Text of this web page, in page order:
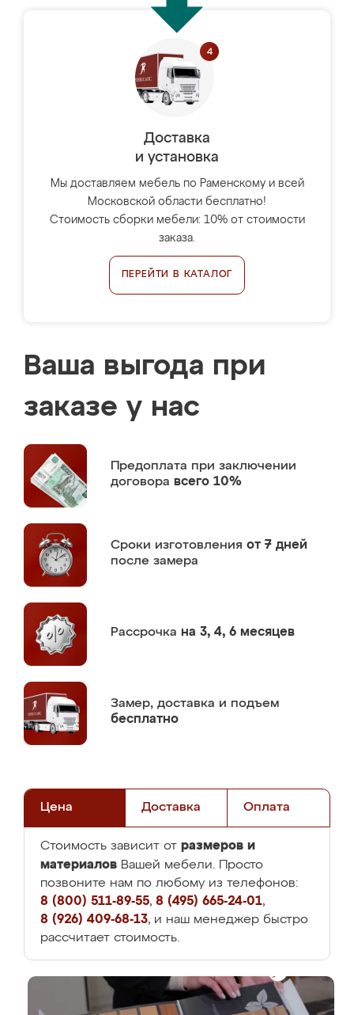
Доставка
и установка
Мы доставляем мебель по Раменскому и всей
Московской области бесплатно!
Стоимость сборки мебели: 10% от стоимости
заказа.
ПЕРЕЙТИ В КАТАЛОГ
Ваша выгода при
заказе у нас
Предоплата при заключении
договора всего 10%
Сроки изготовления от 7 дней
после замера
Рассрочка на 3, 4, 6 месяцев
Замер, доставка и подъем
бесплатно
Цена Доставка Оплата
Стоимость зависит от размеров и
материалов Вашей мебели. Просто
позвоните нам по любому из телефонов:
8 (800) 511-89-55, 8 (495) 665-24-01,
8 (926) 409-68-13, и наш менеджер быстро
рассчитает стоимость.